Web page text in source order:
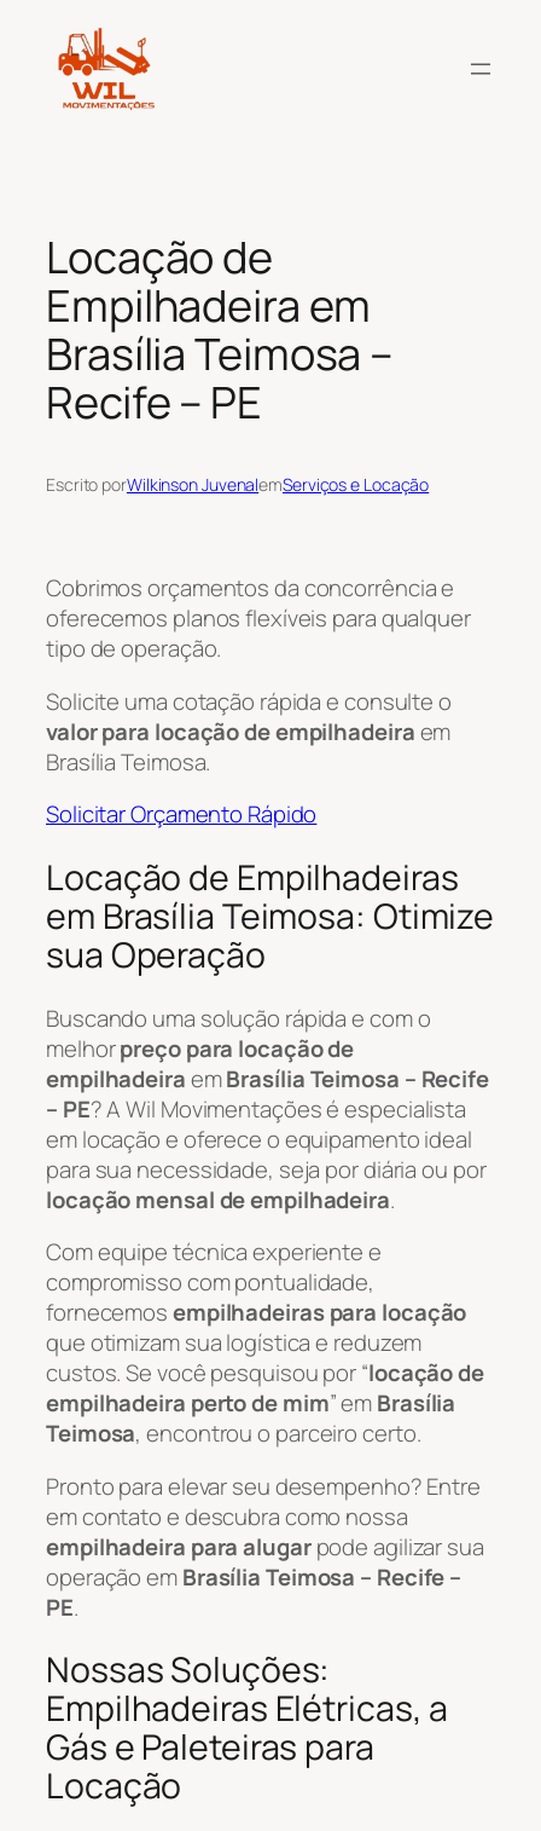
conteúdo
Locação de
Empilhadeira em
Brasília Teimosa –
Recife – PE
Escrito porWilkinson JuvenalemServiços e Locação
Cobrimos orçamentos da concorrência e
oferecemos planos flexíveis para qualquer
tipo de operação.
Solicite uma cotação rápida e consulte o
valor para locação de empilhadeiraem
Brasília Teimosa.
Solicitar Orçamento Rápido
Locação de Empilhadeiras
em Brasília Teimosa: Otimize
sua Operação
Buscando uma solução rápida e com o
melhorpreço para locação de
empilhadeiraemBrasília Teimosa – Recife
– PE? A Wil Movimentações é especialista
em locação e oferece o equipamento ideal
para sua necessidade, seja por diária ou por
locação mensal de empilhadeira.
Com equipe técnica experiente e
compromisso com pontualidade,
fornecemosempilhadeiras para locação
que otimizam sua logística e reduzem
custos. Se você pesquisou por “locação de
empilhadeira perto de mim” emBrasília
Teimosa, encontrou o parceiro certo.
Pronto para elevar seu desempenho? Entre
em contato e descubra como nossa
empilhadeira para alugarpode agilizar sua
operação emBrasília Teimosa – Recife –
PE.
Nossas Soluções:
Empilhadeiras Elétricas, a
Gás e Paleteiras para
Locação